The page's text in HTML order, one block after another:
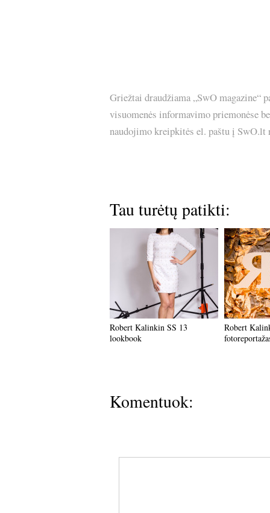
Griežtai draudžiama „SwO magazine“
visuomenės informavimo priemonėse
naudojimo kreipkitės el. paštu į
Tau turėtų patikti:
Robert Kalinkin SS 13
lookbook
Robert
Komentuok: